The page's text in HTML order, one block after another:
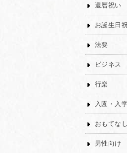
還暦祝い
お誕生日
法要
ビジネス
行楽
入園・入
おもてなし
男性向け